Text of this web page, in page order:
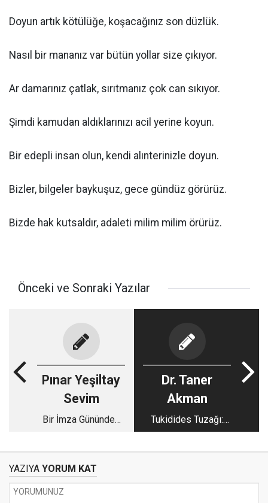
Doyun artık kötülüğe, koşacağınız son düzlük.
Nasıl bir mananız var bütün yollar size çıkıyor.
Ar damarınız çatlak, sırıtmanız çok can sıkıyor.
Şimdi kamudan aldıklarınızı acil yerine koyun.
Bir edepli insan olun, kendi alınterinizle doyun.
Bizler, bilgeler baykuşuz, gece gündüz görürüz.
Bizde hak kutsaldır, adaleti milim milim örürüz.
Önceki ve Sonraki Yazılar
Pınar Yeşiltay
Sevim
Bir İmza Gününden
Dr. Taner
Akman
Tukidides Tuzağı:
Korkunun İnşa Ettiği
YAZIYA YORUM KAT